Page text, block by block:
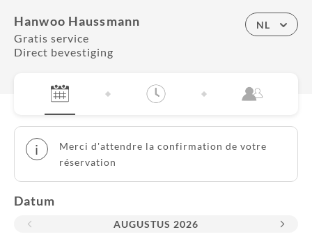
Hanwoo Haussmann
Gratis service
Direct bevestiging
NL
i
Merci d'attendre la confirmation de votre
réservation
Datum
AUGUSTUS 2026